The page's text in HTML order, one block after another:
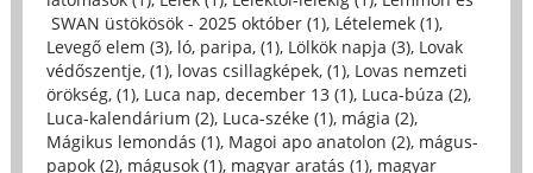
SWAN üstökösök - 2025 október (1), Lételemek (1),
Levegő elem (3), ló, paripa, (1), Lölkök napja (3), Lovak
védőszentje, (1), lovas csillagképek, (1), Lovas nemzeti
örökség, (1), Luca nap, december 13 (1), Luca-búza (2),
Luca-kalendárium (2), Luca-széke (1), mágia (2),
Mágikus lemondás (1), Magoi apo anatolon (2), mágus-
papok (2), mágusok (1), magyar aratás (1), magyar